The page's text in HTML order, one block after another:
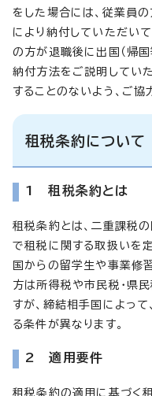
をした場合には、従業員
により納付していただい
の方が退職後に出国（帰
納付方法をご説明していた
することのないよう、ご協
租税条約について
1 租税条約とは
租税条約とは、二重課税
で租税に関する取扱いを
国からの留学生や事業修
方は所得税や市民税・県
すが、締結相手国によっ
る条件が異なります。
2 適用要件
租税条約の適用に基づく